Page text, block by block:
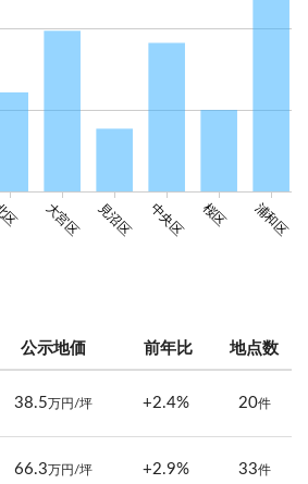
区 大宮区 見沼区 中央区 桜区 浦和区
公示地価 前年比 地点数
38.5万円/坪 +2.4% 20件
66.3万円/坪 +2.9% 33件